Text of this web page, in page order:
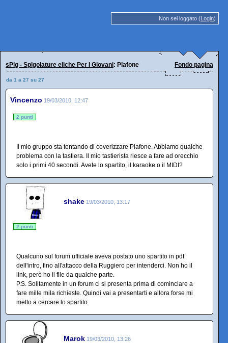
Non sei loggato (Login)
sPig - Spigolature eliche Per I Giovani: Plafone Fondo pagina
da 1 a 27 su 27
Vincenzo 19/03/2010, 12:47
2 punti
Il mio gruppo sta tentando di coverizzare Plafone. Abbiamo qualche
problema con la tastiera. Il mio tastierista riesce a fare ad orecchio
solo i primi 40 secondi. Avete lo spartito, il karaoke o il MIDI?
shake 19/03/2010, 13:17
2 punti
Qualcuno sul forum ufficiale aveva postato uno spartito in pdf
dell'intro, fino all'attacco della Ruggiero per intenderci. Non ho il
link, però ho il file da qualche parte.
P.S. Solitamente in un forum ci si presenta prima di cominciare a
fare mille mila richieste. Quindi vai a presentarti e allora forse mi
metto a cercare lo spartito.
Marok 19/03/2010, 13:26